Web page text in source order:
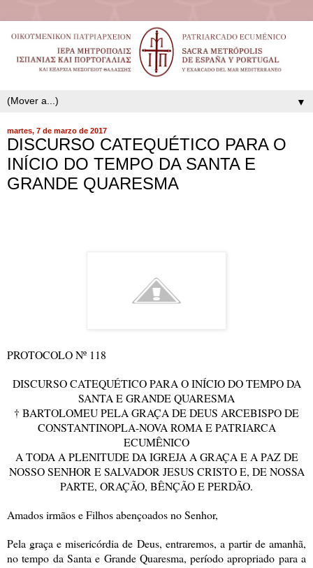
▼
martes, 7 de marzo de 2017
DISCURSO CATEQUÉTICO PARA O
INÍCIO DO TEMPO DA SANTA E
GRANDE QUARESMA
PROTOCOLO Nº 118
DISCURSO CATEQUÉTICO PARA O INÍCIO DO TEMPO DA
SANTA E GRANDE QUARESMA
† BARTOLOMEU PELA GRAÇA DE DEUS ARCEBISPO DE
CONSTANTINOPLA-NOVA ROMA E PATRIARCA
ECUMÊNICO
A TODA A PLENITUDE DA IGREJA A GRAÇA E A PAZ DE
NOSSO SENHOR E SALVADOR JESUS CRISTO E, DE NOSSA
PARTE, ORAÇÃO, BÊNÇÃO E PERDÃO.
Amados irmãos e Filhos abençoados no Senhor,
Pela graça e misericórdia de Deus, entraremos, a partir de amanhã,
no tempo da Santa e Grande Quaresma, período apropriado para a